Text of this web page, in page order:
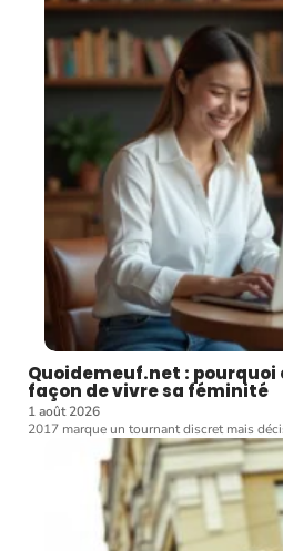
Quoidemeuf.net : pourquoi
façon de vivre sa féminité
1 août 2026
2017 marque un tournant discret mais